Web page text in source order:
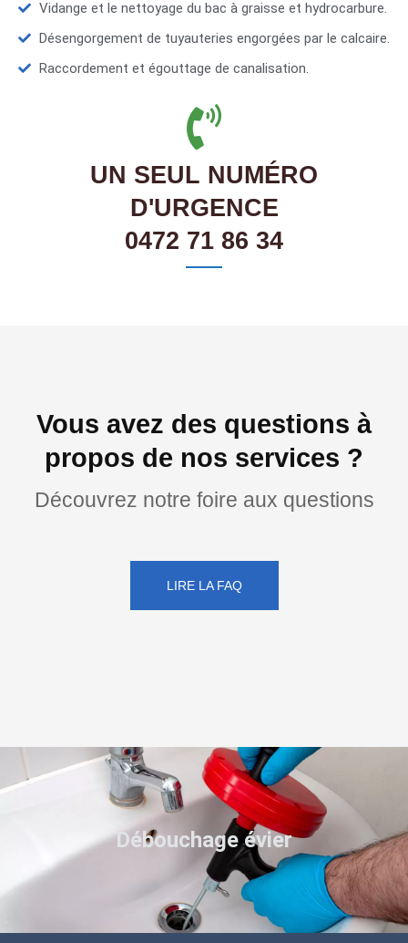
Vidange et le nettoyage du bac à graisse et hydrocarbure.
Désengorgement de tuyauteries engorgées par le calcaire.
Raccordement et égouttage de canalisation.
UN SEUL NUMÉRO
D'URGENCE
0472 71 86 34
Vous avez des questions à
propos de nos services ?
Découvrez notre foire aux questions
LIRE LA FAQ
Débouchage évier